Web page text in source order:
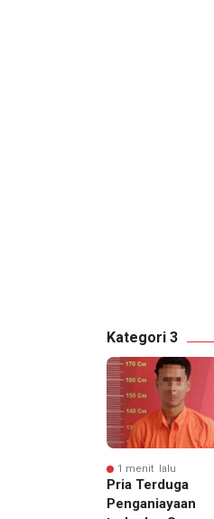
Kategori 3
1 menit lalu
Pria Terduga
Penganiayaan